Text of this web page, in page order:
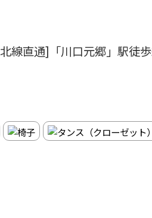
線直通]「川口元郷」駅徒